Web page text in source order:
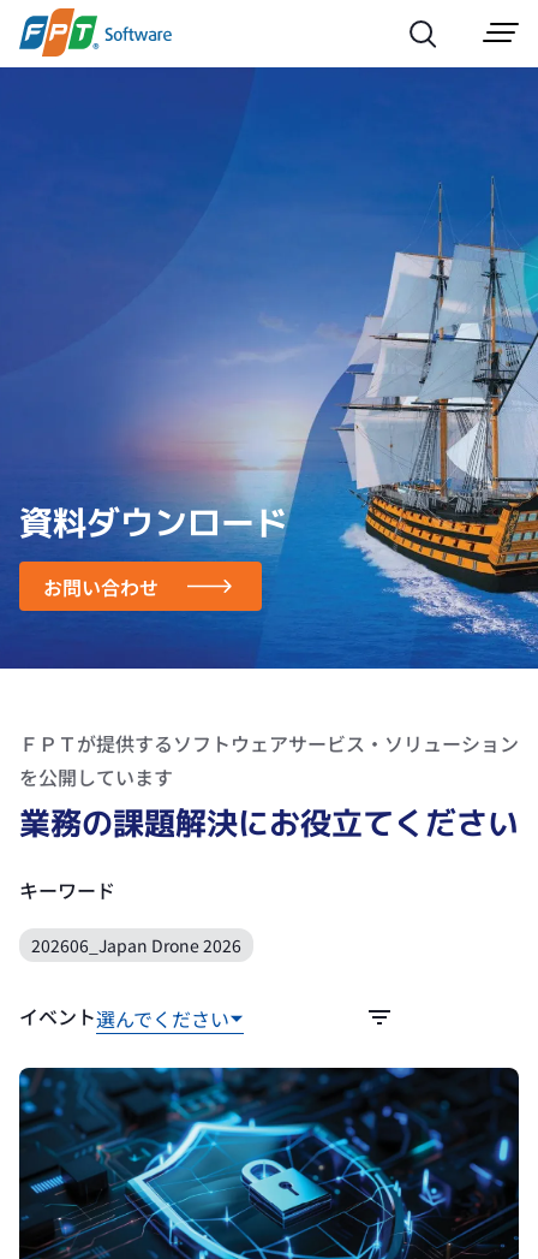
資料ダウンロード
お問い合わせ
ＦＰＴが提供するソフトウェアサービス・ソリューション
を公開しています
業務の課題解決にお役立てください
キーワード
202606_Japan Drone 2026
イベント選んでください